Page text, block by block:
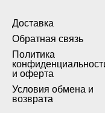
Доставка
Обратная связь
Политика
и оферта
Условия обмена и
возврата